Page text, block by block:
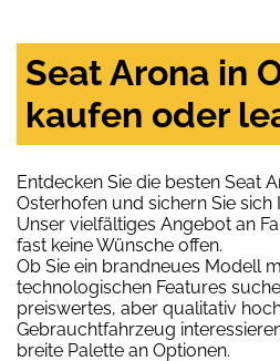
Seat Arona in
kaufen oder
Entdecken Sie die besten Seat
Osterhofen und sichern Sie sich
Unser vielfältiges Angebot an
fast keine Wünsche offen.
Ob Sie ein brandneues Modell
technologischen Features
preiswertes, aber qualitativ
Gebrauchtfahrzeug
breite Palette an Optionen.